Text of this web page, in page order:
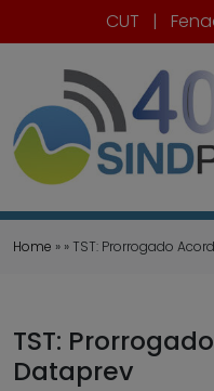
CUT |
Home » » TST: Prorrogado
TST:
Dataprev